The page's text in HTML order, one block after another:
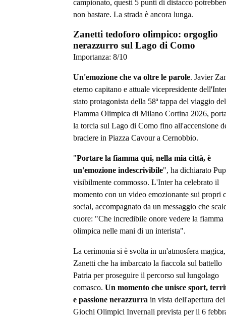
campionato, questi 5 punti di distacco
non bastare. La strada è ancora lunga.
Zanetti tedoforo olimpico: orgoglio
nerazzurro sul Lago di Como
Importanza: 8/10
Un'emozione che va oltre le parole. Javier
eterno capitano e attuale vicepresidente
stato protagonista della 58ª tappa del viaggio
Fiamma Olimpica di Milano Cortina 2026,
la torcia sul Lago di Como fino all'accensione
braciere in Piazza Cavour a Cernobbio.
"Portare la fiamma qui, nella mia città, è
un'emozione indescrivibile", ha dichiarato
visibilmente commosso. L'Inter ha celebrato il
momento con un video emozionante sui propri
social, accompagnato da un messaggio che
cuore: "Che incredibile onore vedere la fiamma
olimpica nelle mani di un interista".
La cerimonia si è svolta in un'atmosfera
Zanetti che ha imbarcato la fiaccola sul battello
Patria per proseguire il percorso sul lungolago
comasco. Un momento che unisce sport,
e passione nerazzurra in vista dell'apertura dei
Giochi Olimpici Invernali prevista per il 6